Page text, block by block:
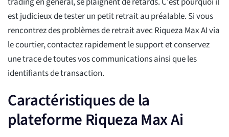
est judicieux de tester un petit retrait au préalable. Si vous
rencontrez des problèmes de retrait avec Riqueza Max AI via
le courtier, contactez rapidement le support et conservez
une trace de toutes vos communications ainsi que les
identifiants de transaction.
Caractéristiques de la
plateforme Riqueza Max Ai